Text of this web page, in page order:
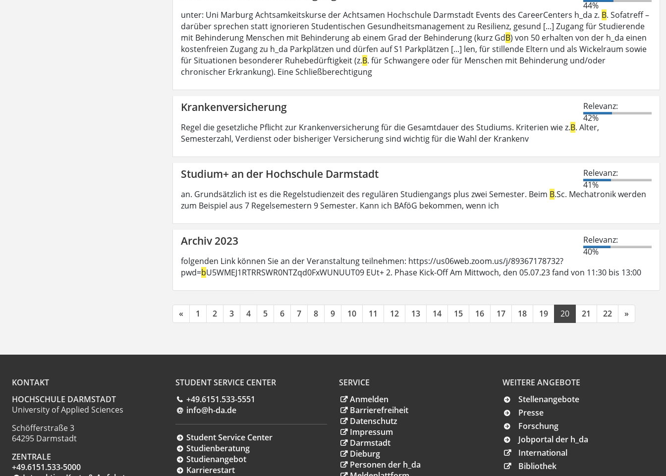
44%
unter: Uni Marburg Achtsamkeitskurse der Achtsamen Hochschule Darmstadt Events des CareerCenters h_da z. B. Sofatreff –
darüber sprechen statt ignorieren Studentischen Gesundheitsmanagement zu Resilienz, gesund [...] Zugang für Studierende
mit Behinderung Menschen mit Behinderung ab einem Grad der Behinderung (kurz GdB) von 50 erhalten von der h_da einen
kostenfreien Zugang zu h_da Parkplätzen und dürfen auf S1 Parkplätzen [...] len, für stillende Eltern und als Wickelraum sowie
für Situationen besonderer Ruhebedürftigkeit (z.B. für Schwangere oder für Menschen mit Behinderung und/oder
chronischer Erkrankung). Eine Schließberechtigung
Krankenversicherung
Relevanz:
42%
Regel die gesetzliche Pflicht zur Krankenversicherung für die Gesamtdauer des Studiums. Kriterien wie z.B. Alter,
Semesterzahl, Verdienst oder bisheriger Versicherung sind wichtig für die Wahl der Krankenv
Studium+ an der Hochschule Darmstadt
Relevanz:
41%
an. Grundsätzlich ist es die Regelstudienzeit des regulären Studiengangs plus zwei Semester. Beim B.Sc. Mechatronik werden
zum Beispiel aus 7 Regelsemestern 9 Semester. Kann ich BAföG bekommen, wenn ich
Archiv 2023
Relevanz:
40%
folgenden Link können Sie an der Veranstaltung teilnehmen: https://us06web.zoom.us/j/89367178732?
pwd=bU5WMEJ1RTRRSWR0NTZqd0FxWUNUUT09 EUt+ 2. Phase Kick-Off Am Mittwoch, den 05.07.23 fand von 11:30 bis 13:00
« 1 2 3 4 5 6 7 8 9 10 11 12 13 14 15 16 17 18 19 20 21 22 »
KONTAKT
HOCHSCHULE DARMSTADT
University of Applied Sciences
Schöfferstraße 3
64295 Darmstadt
ZENTRALE
+49.6151.533-5000
STUDENT SERVICE CENTER
+49.6151.533-5551
info@h-da.de
Student Service Center
Studienberatung
Studienangebot
Karrierestart
SERVICE
Anmelden
Barrierefreiheit
Datenschutz
Impressum
Darmstadt
Dieburg
Personen der h_da
WEITERE ANGEBOTE
Stellenangebote
Presse
Forschung
Jobportal der h_da
International
Bibliothek